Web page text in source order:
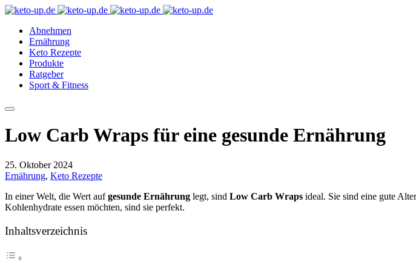
Abnehmen
Ernährung
Keto Rezepte
Produkte
Ratgeber
Sport & Fitness
Low Carb Wraps für eine gesunde Ernährung
25. Oktober 2024
Ernährung, Keto Rezepte
In einer Welt, die Wert aufgesunde Ernährung legt, sind Low Carb Wraps ideal. Sie sind eine gute
Kohlenhydrate essen möchten, sind sie perfekt.
Inhaltsverzeichnis